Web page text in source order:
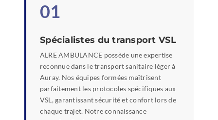
01
Spécialistes du transport VSL
ALRE AMBULANCE possède une expertise
reconnue dans le transport sanitaire léger à
Auray. Nos équipes formées maîtrisent
parfaitement les protocoles spécifiques aux
VSL, garantissant sécurité et confort lors de
chaque trajet. Notre connaissance